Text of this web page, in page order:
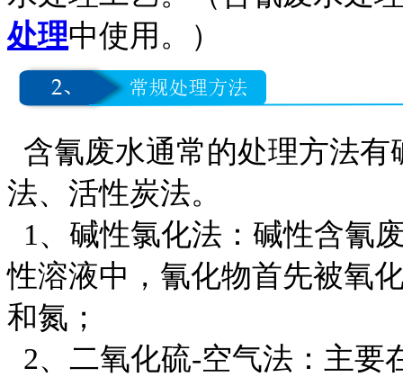
处理中使用。）
含氰废水通常的处理方法
法、活性炭法。
1、碱性氯化法：碱性含氰
性溶液中，氰化物首先被氧
和氮；
2、二氧化硫-空气法：主要